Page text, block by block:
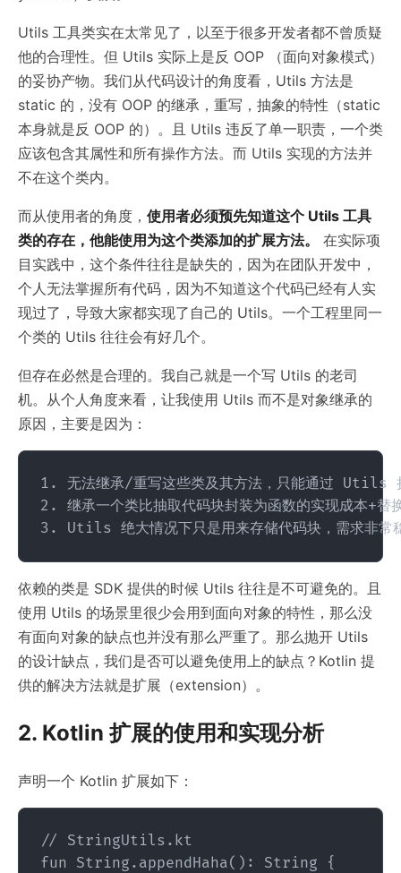
Utils 工具类实在太常见了，以至于很多开发者都不曾质疑
他的合理性。但 Utils 实际上是反 OOP （面向对象模式）
的妥协产物。我们从代码设计的角度看，Utils 方法是
static 的，没有 OOP 的继承，重写，抽象的特性（static
本身就是反 OOP 的）。且 Utils 违反了单一职责，一个类
应该包含其属性和所有操作方法。而 Utils 实现的方法并
不在这个类内。
而从使用者的角度， 使用者必须预先知道这个 Utils 工具
类的存在，他能使用为这个类添加的扩展方法。
在实际项
目实践中，这个条件往往是缺失的，因为在团队开发中，
个人无法掌握所有代码，因为不知道这个代码已经有人实
现过了，导致大家都实现了自己的 Utils。一个工程里同一
个类的 Utils 往往会有好几个。
但存在必然是合理的。我自己就是一个写 Utils 的老司
机。从个人角度来看，让我使用 Utils 而不是对象继承的
原因，主要是因为：
1. 无法继承/重写这些类及其方法，只能通过 Utils
2. 继承一个类比抽取代码块封装为函数的实现成本+替
依赖的类是 SDK 提供的时候 Utils 往往是不可避免的。且
使用 Utils 的场景里很少会用到面向对象的特性，那么没
有面向对象的缺点也并没有那么严重了。那么抛开 Utils
的设计缺点，我们是否可以避免使用上的缺点？Kotlin 提
供的解决方法就是扩展（extension）。
2. Kotlin 扩展的使用和实现分析
声明一个 Kotlin 扩展如下：
// StringUtils.kt
fun String.appendHaha(): String {